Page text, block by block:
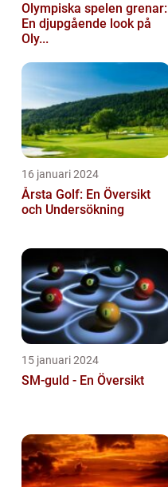
Olympiska spelen grenar:
En djupgående look på
Oly...
16 januari 2024
Årsta Golf: En Översikt
och Undersökning
15 januari 2024
SM-guld - En Översikt